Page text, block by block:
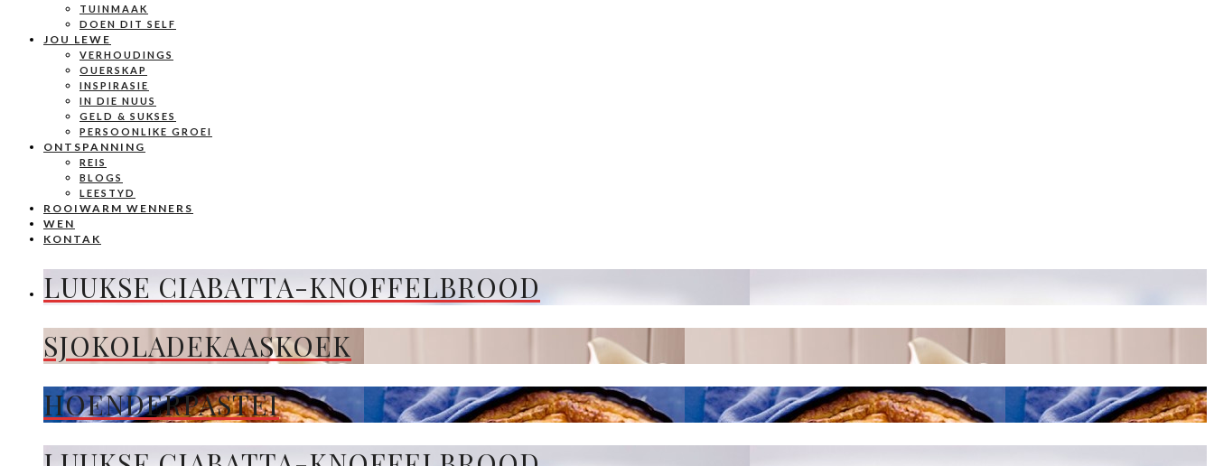
TUINMAAK
DOEN DIT SELF
JOU LEWE
VERHOUDINGS
OUERSKAP
INSPIRASIE
IN DIE NUUS
GELD & SUKSES
PERSOONLIKE GROEI
ONTSPANNING
REIS
BLOGS
LEESTYD
ROOIWARM WENNERS
WEN
KONTAK
LUUKSE CIABATTA-KNOFFELBROOD
SJOKOLADEKAASKOEK
HOENDERPASTEI